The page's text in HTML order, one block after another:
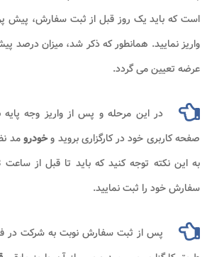
است که باید یک روز قبل از ثبت سفارش، پیش
واریز نمایید. همانطور که ذکر شد، میزان درصد
عرضه تعیین می گردد.
در این مرحله و پس از واریز وجه پایه
صفحه کاربری خود در کارگزاری بروید وخودرومد
سفارش خود را ثبت نمایید.
پس از ثبت سفارش نوبت به شرکت در